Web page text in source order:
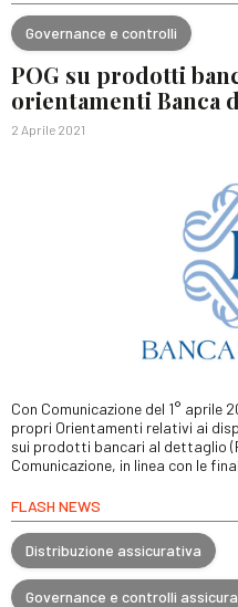
Governance e controlli
POG su prodotti
orientamenti Banca
2 Aprile 2021
Con Comunicazione del 1° aprile
propri Orientamenti relativi ai
sui prodotti bancari al dettaglio
Comunicazione, in linea con le
FLASH NEWS
Distribuzione assicurativa
Governance e controlli